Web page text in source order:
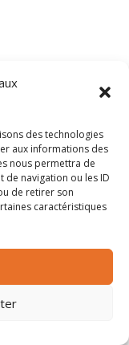
des technologies
aux informations des
nous permettra de
navigation ou les ID
de retirer son
caractéristiques